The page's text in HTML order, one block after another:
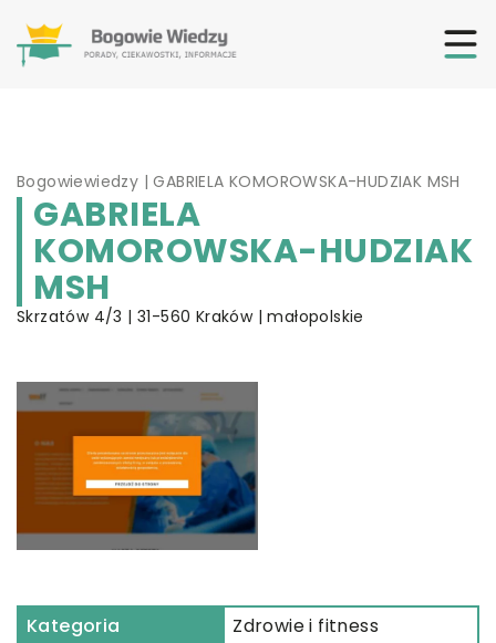
Bogowiewiedzy |GABRIELA KOMOROWSKA-HUDZIAK MSH
GABRIELA
KOMOROWSKA-HUDZIAK
MSH
Skrzatów 4/3 | 31-560 Kraków | małopolskie
Kategoria
Zdrowie i fitness